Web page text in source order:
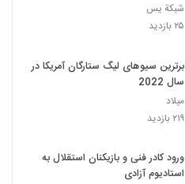
شبكة يس
۲۵ بازدید
برترین سیوهای لیگ ستارگان آمریکا در
سال 2022
میلاد
۲۱۹ بازدید
ورود کادر فنی و بازیکنان استقلال به
استادیوم آزادی